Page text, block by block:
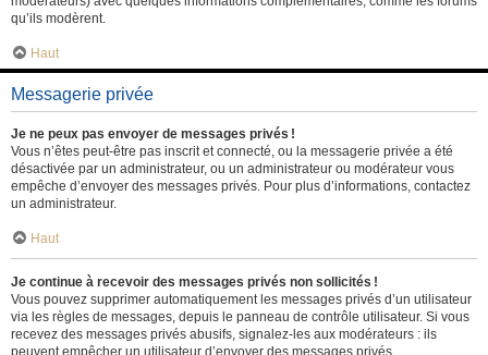
qu’ils modèrent.
Haut
Messagerie privée
Je ne peux pas envoyer de messages privés !
Vous n’êtes peut-être pas inscrit et connecté, ou la messagerie privée a été
désactivée par un administrateur, ou un administrateur ou modérateur vous
empêche d’envoyer des messages privés. Pour plus d’informations, contactez
un administrateur.
Haut
Je continue à recevoir des messages privés non sollicités !
Vous pouvez supprimer automatiquement les messages privés d’un utilisateur
via les règles de messages, depuis le panneau de contrôle utilisateur. Si vous
recevez des messages privés abusifs, signalez-les aux modérateurs : ils
peuvent empêcher un utilisateur d’envoyer des messages privés.